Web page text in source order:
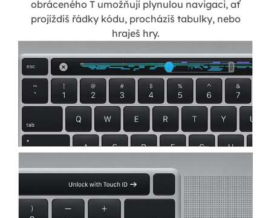
obráceného T umožňují plynulou navigaci, ať
projíždíš řádky kódu, procházíš tabulky, nebo
hraješ hry.